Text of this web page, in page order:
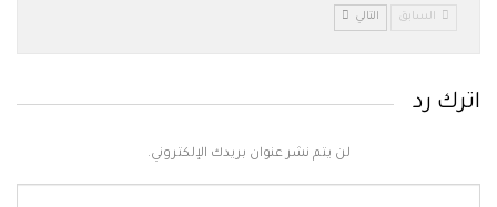
السابق التالي
اترك رد
لن يتم نشر عنوان بريدك الإلكتروني.